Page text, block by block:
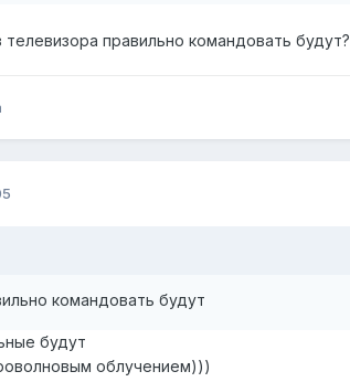
правильно командовать будут?
командовать будут
будут
облучением)))